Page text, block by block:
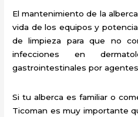
El mantenimiento de la
vida de los equipos y
de limpieza para que no
infecciones en
gastrointestinales por
Si tu alberca es familiar o
Ticoman es muy importante